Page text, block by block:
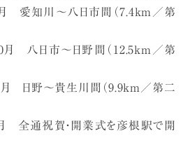
愛知川〜八日市間（7.4km／第
月 八日市〜日野間（12.5km／第
月 日野〜貴生川間（9.9km／第二
全通祝賀・開業式を彦根駅で開